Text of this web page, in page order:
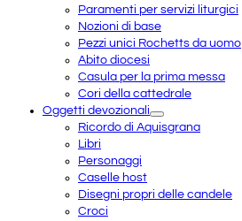
Paramenti per servizi liturgici
Nozioni di base
Pezzi unici Rochetts da uomo
Abito diocesi
Casula per la prima messa
Cori della cattedrale
Oggetti devozionali
Ricordo di Aquisgrana
Libri
Personaggi
Caselle host
Disegni propri delle candele
Croci